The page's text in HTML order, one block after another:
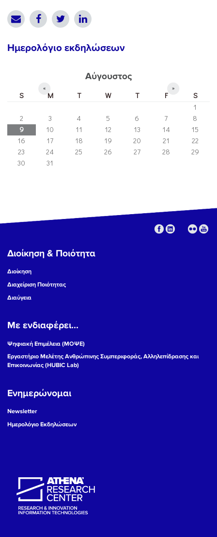
Ημερολόγιο εκδηλώσεων
Αύγουστος
« »
S M T W T F
S
1
2
3 4 5 6 7
8
9
10 11 12 13 14
15
16
17 18 19 20 21
22
23
24 25 26 27 28
29
30
31
Διοίκηση & Ποιότητα
Διοίκηση
Διαχείριση Ποιότητας
Διαύγεια
Με ενδιαφέρει...
Ψηφιακή Επιμέλεια (ΜΟΨΕ)
Εργαστήριο Μελέτης Ανθρώπινης Συμπεριφοράς, Αλληλεπίδρασης και
Επικοινωνίας (HUBIC Lab)
Ενημερώνομαι
Newsletter
Ημερολόγιο Εκδηλώσεων